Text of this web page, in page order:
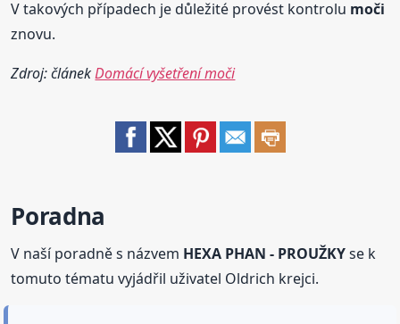
V takových případech je důležité provést kontrolu moči
znovu.
Zdroj: článekDomácí vyšetření moči
Poradna
V naší poradně s názvem HEXA PHAN - PROUŽKYse k
tomuto tématu vyjádřil uživatel Oldrich krejci.